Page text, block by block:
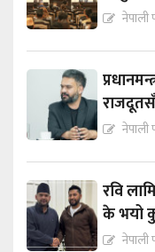
नेपाली
नेपाली
रवि
के भयो
नेपाली